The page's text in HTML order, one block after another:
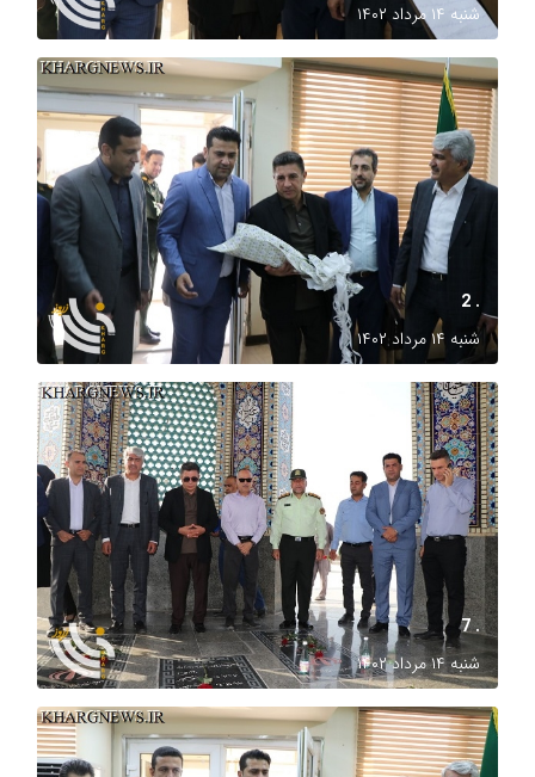
شنبه ۱۴ مرداد ۱۴۰۲
. 2
شنبه ۱۴ مرداد ۱۴۰۲
. 7
شنبه ۱۴ مرداد ۱۴۰۲